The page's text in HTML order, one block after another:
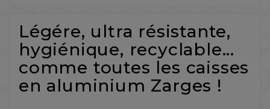
Légére, ultra résistante,
hygiénique, recyclable...
comme toutes les caisses
en aluminium Zarges !